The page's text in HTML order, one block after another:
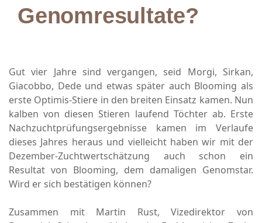
Genomresultate?
Gut vier Jahre sind vergangen, seid Morgi, Sirkan,
Giacobbo, Dede und etwas später auch Blooming als
erste Optimis-Stiere in den breiten Einsatz kamen. Nun
kalben von diesen Stieren laufend Töchter ab. Erste
Nachzuchtprüfungsergebnisse kamen im Verlaufe
dieses Jahres heraus und vielleicht haben wir mit der
Dezember-Zuchtwertschätzung auch schon ein
Resultat von Blooming, dem damaligen Genomstar.
Wird er sich bestätigen können?
Zusammen mit Martin Rust, Vizedirektor von